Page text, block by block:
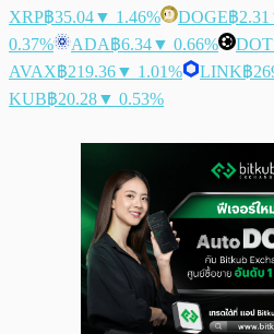
XRP฿35.04▼ 1.46% DOGE฿2.31
0.37%
ADA฿6.34▼ 0.66% DOT
AVAX฿219.36▼ 1.01% LINK฿
KUB฿20.28▼ 0.53%